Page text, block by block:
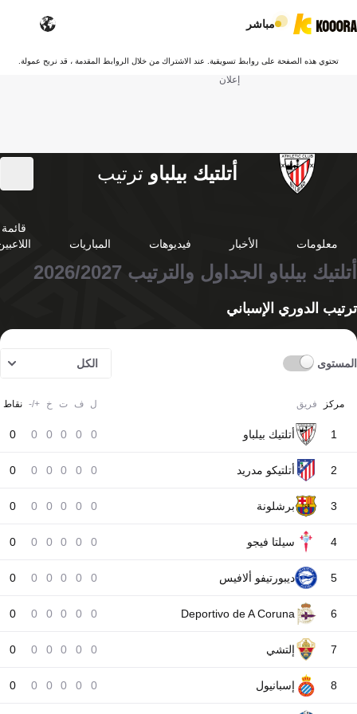
مباشر
تحتوي هذه الصفحة على روابط تسويقية. عند الاشتراك من خلال الروابط المقدمة ، قد نربح عمولة.
إعلان
أتلتيك بيلباو ترتيب
معلومات الأخبار فيديوهات المباريات
قائمة
أتلتيك بيلباو الجداول والترتيب 2026/2027
ترتيب الدوري الإسباني
المستوى الكل
مركز فريق ل ف ت خ +/- نقاط
1 أتلتيك بيلباو 0
0
0
0
0
0
2 أتلتيكو مدريد 0
0
0
0
0
0
3 برشلونة 0
0
0
0
0
0
4 سيلتا فيجو 0
0
0
0
0
0
5 ديبورتيفو ألافيس 0
0
0
0
0
0
6
Deportivo de A Coruna
0
0
0
0
0
0
7 إلتشي 0
0
0
0
0
0
8 إسبانيول 0
0
0
0
0
0